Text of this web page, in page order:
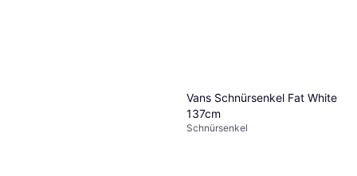
Vans Schnürsenkel Fat White
137cm
Schnürsenkel